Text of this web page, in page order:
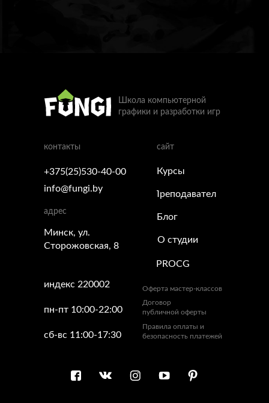
Школа компьютерной
графики и разработки игр
+375(25)530-40-00
info@fungi.by
контакты сайт
Минск, ул.
Сторожовская, 8
индекс 220002
пн-пт 10:00-22:00
сб-вс 11:00-17:30
адрес
Курсы
Преподаватели
Блог
О студии
PROCG
Договор
публичной оферты
Правила оплаты и
безопасность платежей
Оферта мастер-классов